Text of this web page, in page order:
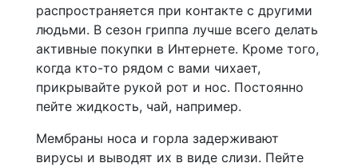
распространяется при контакте с другими
людьми. В сезон гриппа лучше всего делать
активные покупки в Интернете. Кроме того,
когда кто-то рядом с вами чихает,
прикрывайте рукой рот и нос. Постоянно
пейте жидкость, чай, например.
Мембраны носа и горла задерживают
вирусы и выводят их в виде слизи. Пейте